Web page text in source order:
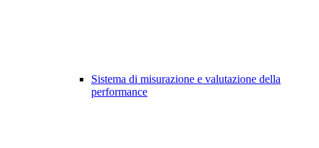
Sistema di misurazione e valutazione della
performance